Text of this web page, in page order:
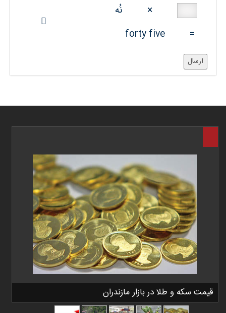
×
نُه
=
forty five
ارسال
قیمت سکه و طلا در بازار مازندران